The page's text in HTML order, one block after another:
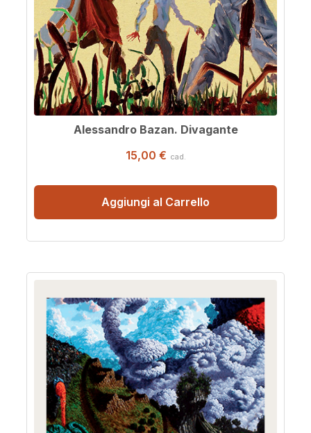
15,00 € cad.
Alessandro Bazan. Divagante
Aggiungi al Carrello